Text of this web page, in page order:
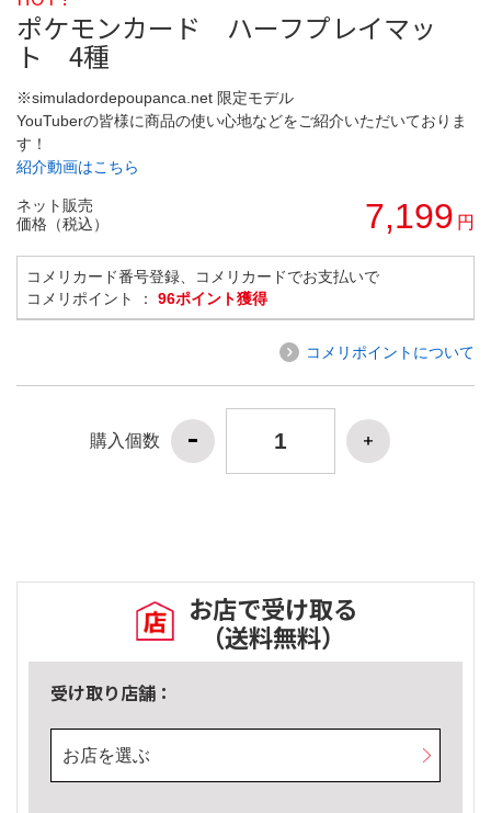
ポケモンカード ハーフプレイマッ
ト 4種
※simuladordepoupanca.net 限定モデル
YouTuberの皆様に商品の使い心地などをご紹介いただいておりま
す！
紹介動画はこちら
ネット販売
価格（税込）
7,199 円
コメリカード番号登録、コメリカードでお支払いで
コメリポイント ： 96ポイント獲得
コメリポイントについて
購入個数
お店で受け取る
（送料無料）
受け取り店舗：
お店を選ぶ